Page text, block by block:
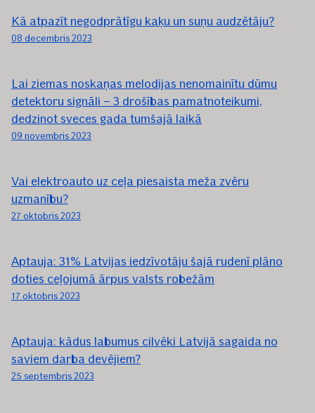
Kā atpazīt negodprātīgu kaķu un suņu audzētāju?
08 decembris 2023
Lai ziemas noskaņas melodijas nenomainītu dūmu
detektoru signāli – 3 drošības pamatnoteikumi,
dedzinot sveces gada tumšajā laikā
09 novembris 2023
Vai elektroauto uz ceļa piesaista meža zvēru
uzmanību?
27 oktobris 2023
Aptauja: 31% Latvijas iedzīvotāju šajā rudenī plāno
doties ceļojumā ārpus valsts robežām
17 oktobris 2023
Aptauja: kādus labumus cilvēki Latvijā sagaida no
saviem darba devējiem?
25 septembris 2023